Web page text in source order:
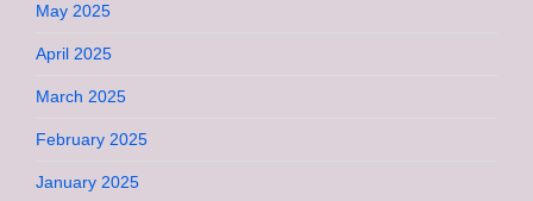
May 2025
April 2025
March 2025
February 2025
January 2025